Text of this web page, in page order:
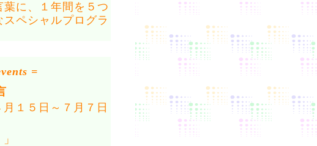
に、１年間を５つ
ペシャルプログラ
=
１５日～７月７日